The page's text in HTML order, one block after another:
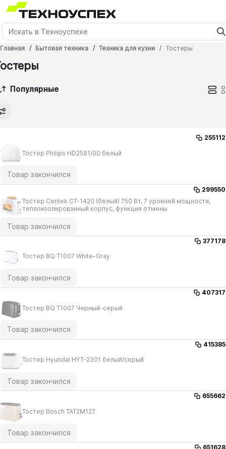
Главная Бытовая техника Техника для кухни Тостеры
Популярные
255112
Тостер Philips HD2581/​00 белый
Товар закончился
299550
Тостер Centek CT-1420 (белый) 750 Вт, 7 уровней мощности,
теплоизолированный корпус, функция отмены
Товар закончился
377178
Тостер BQ T1007 White-Gray
Товар закончился
407317
Тостер BQ T1007 Черный-серый
Товар закончился
415385
Тостер Hyundai HYT-2301 белый/​серый
Товар закончился
655662
Тостер Bosch TAT2M127
Товар закончился
651628